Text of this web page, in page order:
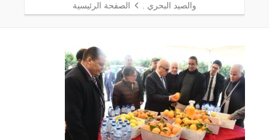
والصيد البحري .
الصفحة الرئيسية